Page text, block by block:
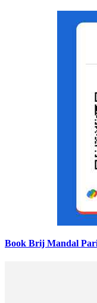
Book Brij Mandal